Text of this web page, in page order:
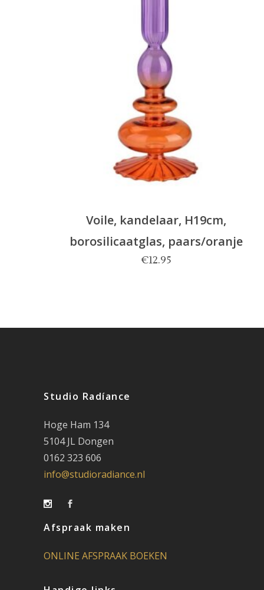
Voile, kandelaar, H19cm,
borosilicaatglas, paars/oranje
€12.95
Studio Radíance
Hoge Ham 134
5104 JL Dongen
0162 323 606
info@studioradiance.nl
Afspraak maken
ONLINE AFSPRAAK BOEKEN